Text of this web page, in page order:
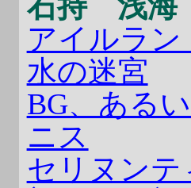
石持 浅海
アイルラン
水の迷宮
BG、ある
ニス
セリヌン